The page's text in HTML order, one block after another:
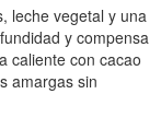
leche vegetal y una
y compensa
caliente con cacao
amargas sin